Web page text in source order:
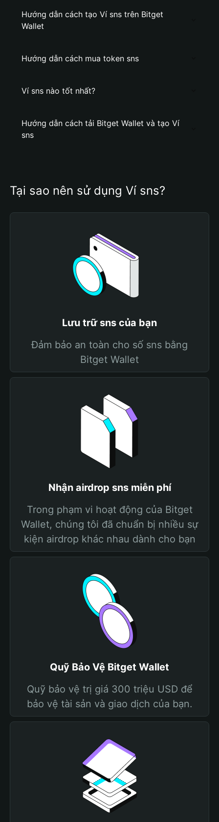
Hướng dẫn cách tạo Ví sns trên Bitget
Wallet
Hướng dẫn cách mua token sns
Ví sns nào tốt nhất?
Hướng dẫn cách tải Bitget Wallet và tạo Ví
sns
Tại sao nên sử dụng Ví sns?
Lưu trữ sns của bạn
Đảm bảo an toàn cho số sns bằng
Bitget Wallet
Nhận airdrop sns miễn phí
Trong phạm vi hoạt động của Bitget
Wallet, chúng tôi đã chuẩn bị nhiều sự
kiện airdrop khác nhau dành cho bạn
Quỹ Bảo Vệ Bitget Wallet
Quỹ bảo vệ trị giá 300 triệu USD để
bảo vệ tài sản và giao dịch của bạn.